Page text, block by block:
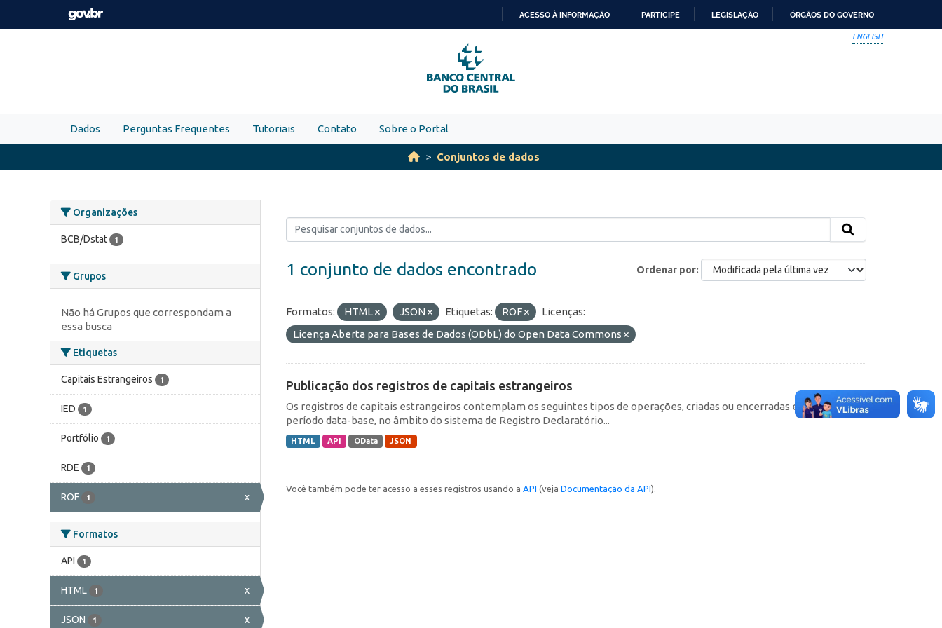
Skip to main content
PARA
O
CONTEÚDO
ACESSO À INFORMAÇÃO PARTICIPE LEGISLAÇÃO ÓRGÃOS DO GOVERNO
ENGLISH
Dados Perguntas Frequentes Tutoriais Contato Sobre o Portal
Conjuntos de dados
Organizações
BCB/Dstat 1
Grupos
Não há Grupos que correspondam a
essa busca
Etiquetas
Capitais Estrangeiros 1
IED 1
Portfólio 1
RDE 1
ROF 1 x
Formatos
API 1
HTML 1 x
JSON 1 x
Ordenar por
1 conjunto de dados encontrado
Formatos: HTML JSON Etiquetas: ROF
Licenças:
Licença Aberta para Bases de Dados (ODbL) do Open Data Commons
Publicação dos registros de capitais estrangeiros
Os registros de capitais estrangeiros contemplam os seguintes tipos de operações, criadas ou encerradas em cada
período data-base, no âmbito do sistema de Registro Declaratório...
HTML API OData JSON
Você também pode ter acesso a esses registros usando a API (veja Documentação da API).